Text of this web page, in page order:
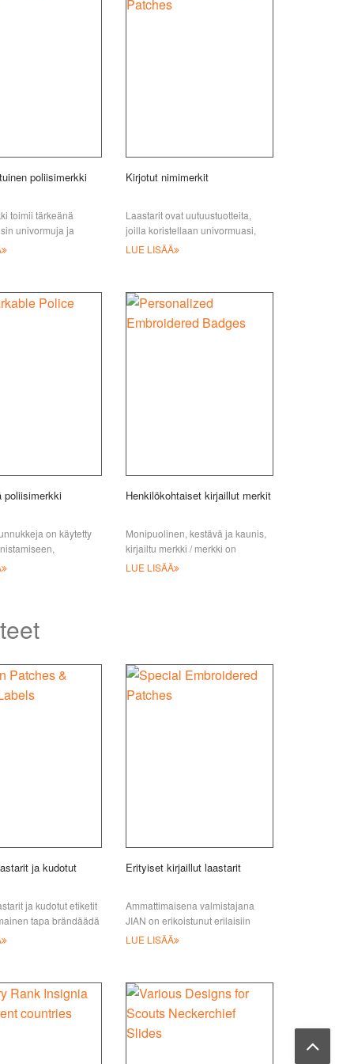
poliisimerkki
toimii tärkeänä
univormuja ja
henkilöllisyyttä. Meillä
Kirjotut nimimerkit
Laastarit ovat uutuustuotteita,
joilla koristellaan univormuasi,
täytetään varustekassi
LUE LISÄÄ
poliisimerkki
on käytetty
muistamiseen jo
Henkilökohtaiset kirjaillut merkit
Monipuolinen, kestävä ja kaunis,
kirjailtu merkki / merkki on
erinomainen tapa esitellä
LUE LISÄÄ
ja kudotut
ja kudotut etiketit
tapa brändäädä
käytetään
Erityiset kirjaillut laastarit
Ammattimaisena valmistajana
JIAN on erikoistunut erilaisiin
erikoiskirjoilaastareihin, kuten
LUE LISÄÄ